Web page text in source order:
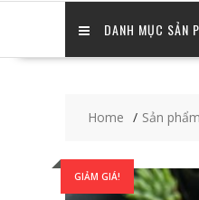
DANH MỤC SẢN
Home Sản phẩm
GIẢM GIÁ!